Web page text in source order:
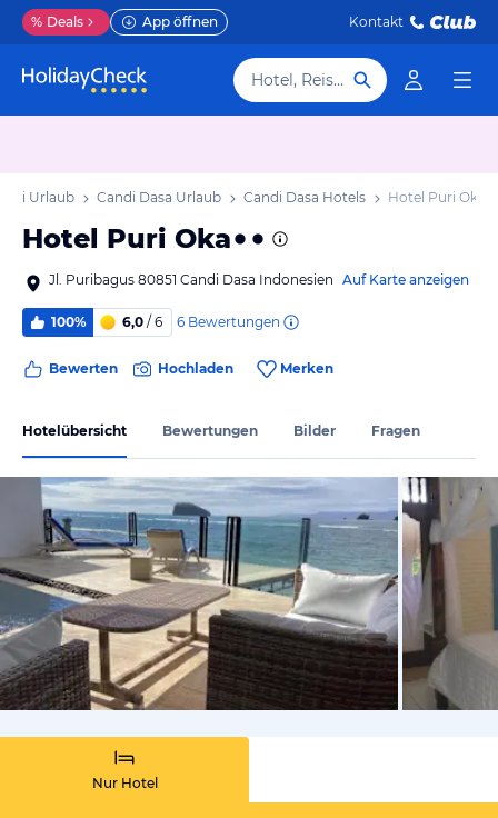
% Deals App öffnen Kontakt
Hotel, Reiseziel
Bali Urlaub Candi Dasa Urlaub Candi Dasa Hotels Hotel Puri Oka
Hotel Puri Oka
Jl. Puribagus 80851 Candi Dasa Indonesien Auf Karte anzeigen
100% 6,0 / 6 6 Bewertungen
Bewerten Hochladen Merken
Hotelübersicht Bewertungen Bilder Fragen
von
Nur Hotel